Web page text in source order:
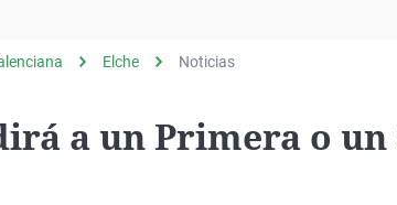
ViudaNavarra
Elche Noticias
a un Primera o un